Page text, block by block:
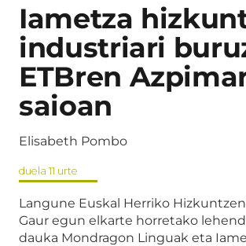
Iametza
industriari
ETBren
saioan
Elisabeth Pombo
duela 11 urte
Langune Euskal Herriko
Gaur egun elkarte horretako
dauka Mondragon Linguak eta